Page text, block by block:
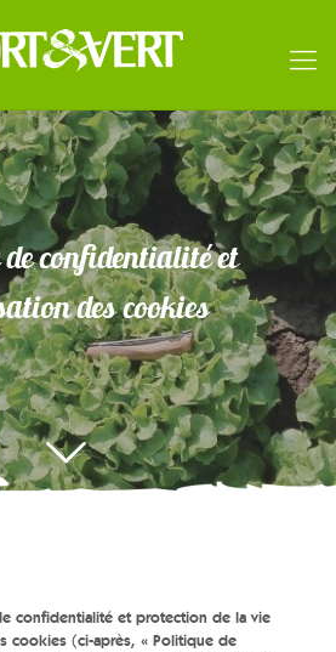
confidentialité et
des cookies
confidentialité et protection de la vie
cookies (ci-après, « Politique de